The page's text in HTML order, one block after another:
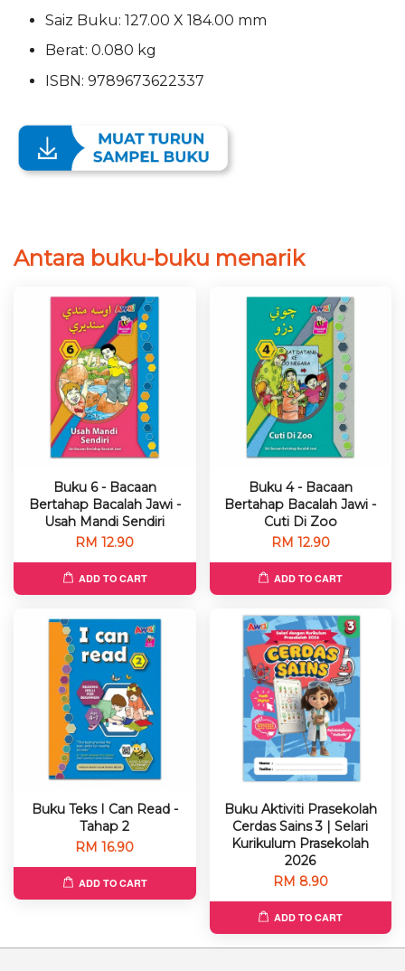
Saiz Buku: 127.00 X 184.00 mm
Berat: 0.080 kg
ISBN: 9789673622337
Antara buku-buku menarik
Buku 6 - Bacaan
Bertahap Bacalah Jawi -
Usah Mandi Sendiri
RM 12.90
ADD TO CART
Buku 4 - Bacaan
Bertahap Bacalah Jawi -
Cuti Di Zoo
RM 12.90
ADD TO CART
Buku Teks I Can Read -
Tahap 2
RM 16.90
ADD TO CART
Buku Aktiviti Prasekolah
Cerdas Sains 3 | Selari
Kurikulum Prasekolah
2026
RM 8.90
ADD TO CART